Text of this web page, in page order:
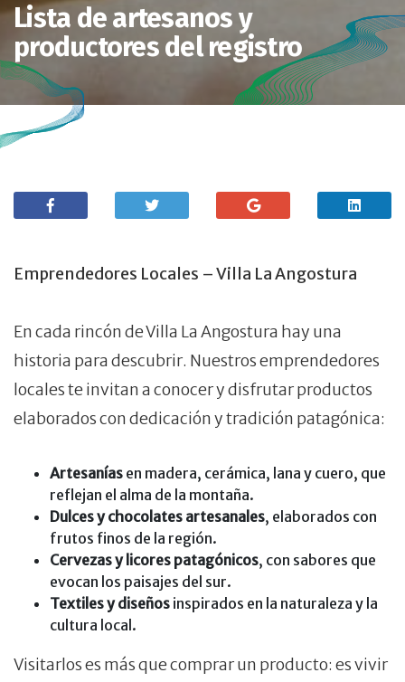
Lista de artesanos y
productores del registro
Emprendedores Locales – Villa La Angostura
En cada rincón de Villa La Angostura hay una
historia para descubrir. Nuestros emprendedores
locales te invitan a conocer y disfrutar productos
elaborados con dedicación y tradición patagónica:
Artesanías en madera, cerámica, lana y cuero, que
reflejan el alma de la montaña.
Dulces y chocolates artesanales, elaborados con
frutos finos de la región.
Cervezas y licores patagónicos, con sabores que
evocan los paisajes del sur.
Textiles y diseños inspirados en la naturaleza y la
cultura local.
Visitarlos es más que comprar un producto: es vivir